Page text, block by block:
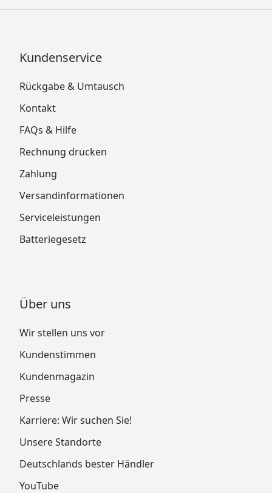
Kundenservice
Rückgabe & Umtausch
Kontakt
FAQs & Hilfe
Rechnung drucken
Zahlung
Versandinformationen
Serviceleistungen
Batteriegesetz
Über uns
Wir stellen uns vor
Kundenstimmen
Kundenmagazin
Presse
Karriere: Wir suchen Sie!
Unsere Standorte
Deutschlands bester Händler
YouTube